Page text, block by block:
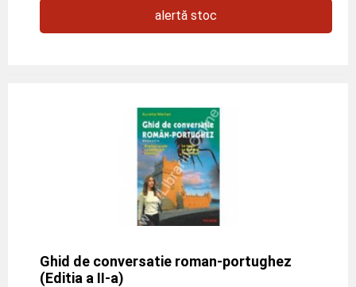
alertă stoc
Ghid de conversatie roman-portughez
(Editia a II-a)